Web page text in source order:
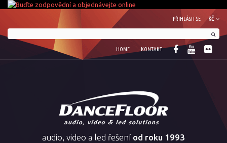
KČ
PŘIHLÁSIT SE
HOME KONTAKT
audio, video a led řešení od roku 1993